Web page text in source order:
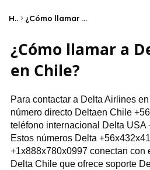
Home ¿Cómo llamar a Delta Airlines en Chile?
¿Cómo llamar a
en Chile?
Para contactar a Delta Airlines
número directo Deltaen Chile
teléfono internacional Delta USA
Estos números Delta
+1x888x780x0997 conectan con
Delta Chile que ofrece soporte